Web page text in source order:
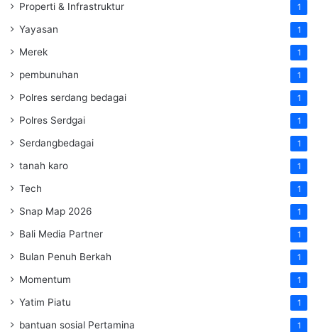
Properti & Infrastruktur 1
Yayasan 1
Merek 1
pembunuhan 1
Polres serdang bedagai 1
Polres Serdgai 1
Serdangbedagai 1
tanah karo 1
Tech 1
Snap Map 2026 1
Bali Media Partner 1
Bulan Penuh Berkah 1
Momentum 1
Yatim Piatu 1
bantuan sosial Pertamina 1